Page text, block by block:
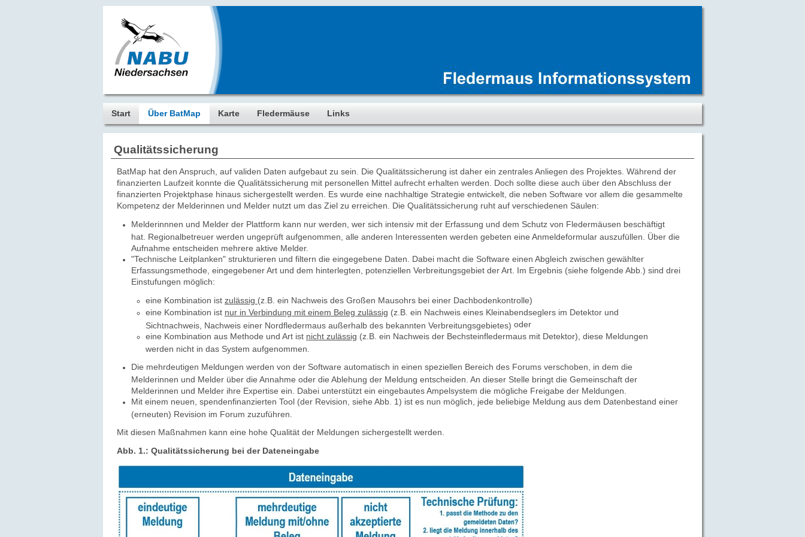
Start Über BatMap Karte Fledermäuse Links
Qualitätssicherung
BatMap hat den Anspruch, auf validen Daten aufgebaut zu sein. Die Qualitätssicherung ist daher ein zentrales Anliegen des Projektes. Während der
finanzierten Laufzeit konnte die Qualitätssicherung mit personellen Mittel aufrecht erhalten werden. Doch sollte diese auch über den Abschluss der
finanzierten Projektphase hinaus sichergestellt werden. Es wurde eine nachhaltige Strategie entwickelt, die neben Software vor allem die gesammelte
Kompetenz der Melderinnen und Melder nutzt um das Ziel zu erreichen. Die Qualitätssicherung ruht auf verschiedenen Säulen:
Melderinnnen und Melder der Plattform kann nur werden, wer sich intensiv mit der Erfassung und dem Schutz von Fledermäusen beschäftigt
hat. Regionalbetreuer werden ungeprüft aufgenommen, alle anderen Interessenten werden gebeten eine Anmeldeformular auszufüllen. Über die
Aufnahme entscheiden mehrere aktive Melder.
"Technische Leitplanken" strukturieren und filtern die eingegebene Daten. Dabei macht die Software einen Abgleich zwischen gewählter
Erfassungsmethode, eingegebener Art und dem hinterlegten, potenziellen Verbreitungsgebiet der Art. Im Ergebnis (siehe folgende Abb.) sind drei
Einstufungen möglich:
eine Kombination ist zulässig (z.B. ein Nachweis des Großen Mausohrs bei einer Dachbodenkontrolle)
eine Kombination ist nur in Verbindung mit einem Beleg zulässig (z.B. ein Nachweis eines Kleinabendseglers im Detektor und
Sichtnachweis, Nachweis einer Nordfledermaus außerhalb des bekannten Verbreitungsgebietes) oder
eine Kombination aus Methode und Art ist nicht zulässig (z.B. ein Nachweis der Bechsteinfledermaus mit Detektor), diese Meldungen
werden nicht in das System aufgenommen.
Die mehrdeutigen Meldungen werden von der Software automatisch in einen speziellen Bereich des Forums verschoben, in dem die
Melderinnen und Melder über die Annahme oder die Ablehung der Meldung entscheiden. An dieser Stelle bringt die Gemeinschaft der
Melderinnen und Melder ihre Expertise ein. Dabei unterstützt ein eingebautes Ampelsystem die mögliche Freigabe der Meldungen.
Mit einem neuen, spendenfinanzierten Tool (der Revision, siehe Abb. 1) ist es nun möglich, jede beliebige Meldung aus dem Datenbestand einer
(erneuten) Revision im Forum zuzuführen.
Mit diesen Maßnahmen kann eine hohe Qualität der Meldungen sichergestellt werden.
Abb. 1.: Qualitätssicherung bei der Dateneingabe